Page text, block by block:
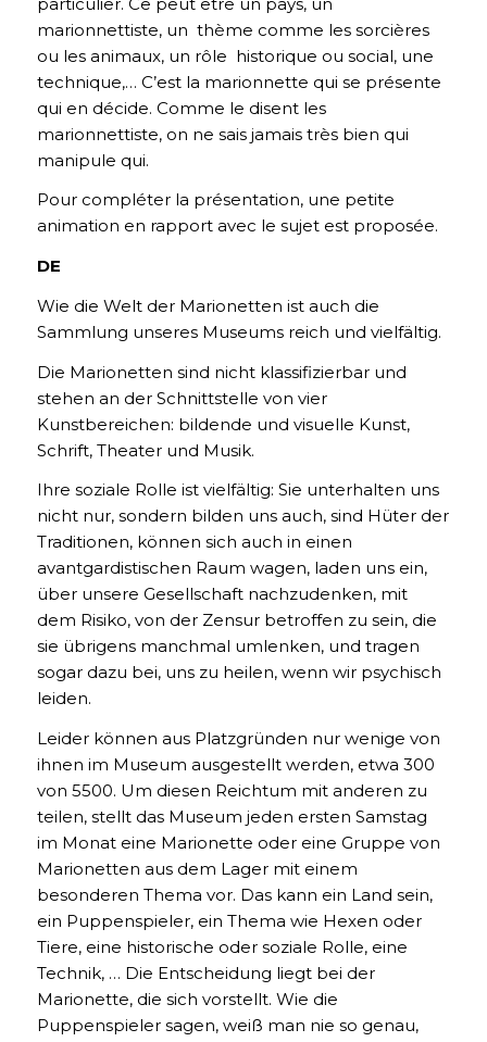
marionnettiste, un thème comme les sorcières
ou les animaux, un rôle historique ou social, une
technique,… C’est la marionnette qui se présente
qui en décide. Comme le disent les
marionnettiste, on ne sais jamais très bien qui
manipule qui.
Pour compléter la présentation, une petite
animation en rapport avec le sujet est proposée.
DE
Wie die Welt der Marionetten ist auch die
Sammlung unseres Museums reich und vielfältig.
Die Marionetten sind nicht klassifizierbar und
stehen an der Schnittstelle von vier
Kunstbereichen: bildende und visuelle Kunst,
Schrift, Theater und Musik.
Ihre soziale Rolle ist vielfältig: Sie unterhalten uns
nicht nur, sondern bilden uns auch, sind Hüter der
Traditionen, können sich auch in einen
avantgardistischen Raum wagen, laden uns ein,
über unsere Gesellschaft nachzudenken, mit
dem Risiko, von der Zensur betroffen zu sein, die
sie übrigens manchmal umlenken, und tragen
sogar dazu bei, uns zu heilen, wenn wir psychisch
leiden.
Leider können aus Platzgründen nur wenige von
ihnen im Museum ausgestellt werden, etwa 300
von 5500. Um diesen Reichtum mit anderen zu
teilen, stellt das Museum jeden ersten Samstag
im Monat eine Marionette oder eine Gruppe von
Marionetten aus dem Lager mit einem
besonderen Thema vor. Das kann ein Land sein,
ein Puppenspieler, ein Thema wie Hexen oder
Tiere, eine historische oder soziale Rolle, eine
Technik, … Die Entscheidung liegt bei der
Marionette, die sich vorstellt. Wie die
Puppenspieler sagen, weiß man nie so genau,